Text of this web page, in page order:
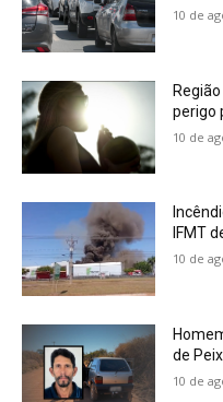
10 de
perigo
10 de
IFMT
10 de
de
10 de